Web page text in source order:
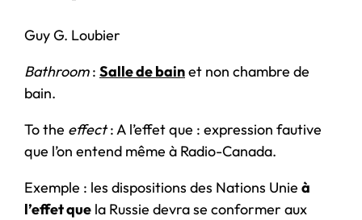
Guy G. Loubier
Bathroom: Salle de bainet non chambre de
bain.
To the effect: A l’effet que : expression fautive
que l’on entend même à Radio-Canada.
Exemple : les dispositions des Nations Unie à
l’effet que la Russie devra se conformer aux